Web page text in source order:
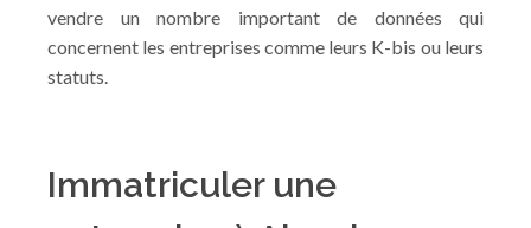
vendre un nombre important de données qui
concernent les entreprises comme leurs K-bis ou leurs
statuts.
Immatriculer une